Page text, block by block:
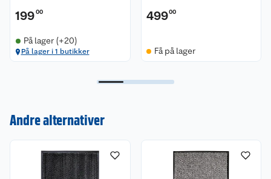
19900
På lager (+20)
På lager i 1 butikker
49900
Få på lager
Andre alternativer
Om oss
Våre butikker
Kontakt oss
Reklamasjon og garanti